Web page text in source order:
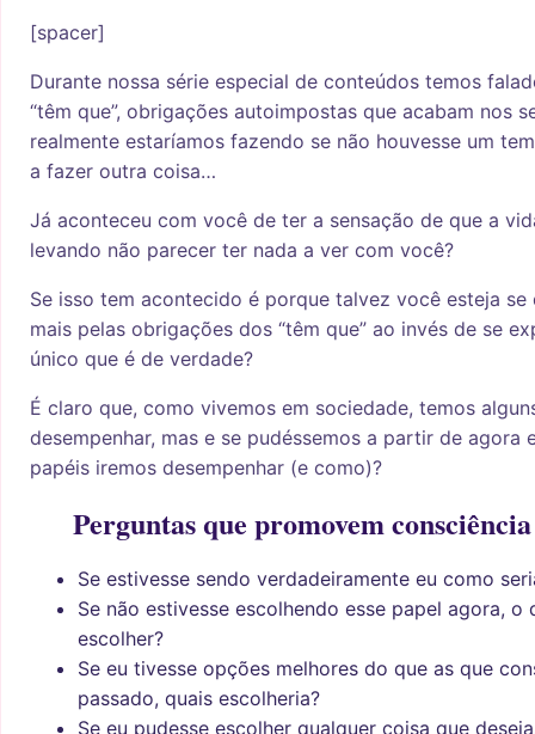
[spacer]
Durante nossa série especial de conteúdos temos
“têm que”, obrigações autoimpostas que acabam nos
realmente estaríamos fazendo se não houvesse um
a fazer outra coisa…
Já aconteceu com você de ter a sensação de que a
levando não parecer ter nada a ver com você?
Se isso tem acontecido é porque talvez você esteja se
mais pelas obrigações dos “têm que” ao invés de se
único que é de verdade?
É claro que, como vivemos em sociedade, temos
desempenhar, mas e se pudéssemos a partir de agora
papéis iremos desempenhar (e como)?
Perguntas que promovem
Se estivesse sendo verdadeiramente eu como
Se não estivesse escolhendo esse papel agora, o
escolher?
Se eu tivesse opções melhores do que as que
passado, quais escolheria?
Se eu pudesse escolher qualquer coisa que